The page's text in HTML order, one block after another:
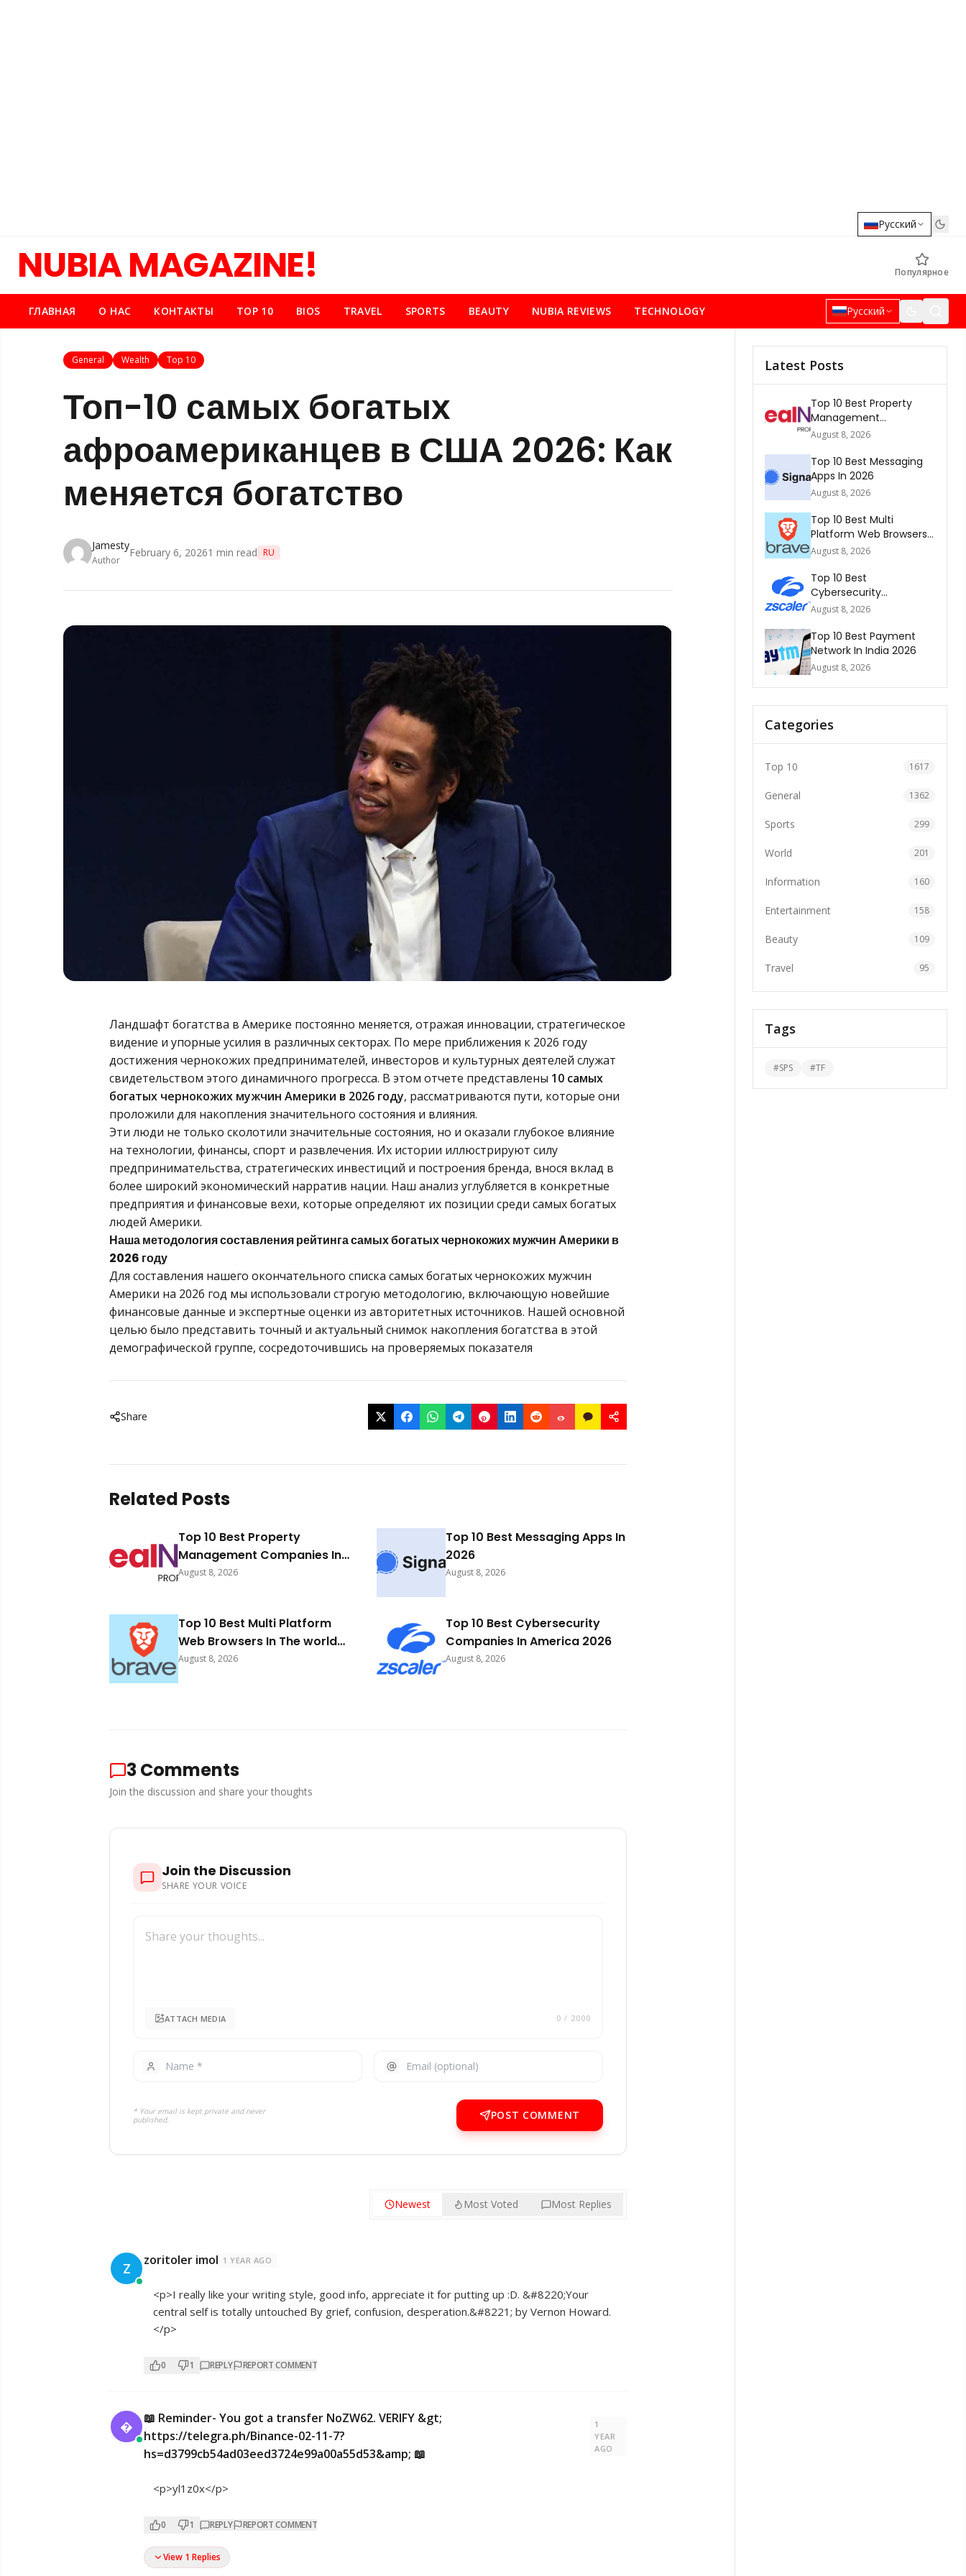
Русский
NUBIA MAGAZINE! Популярное
ГЛАВНАЯ О НАС КОНТАКТЫ TOP 10 BIOS TRAVEL SPORTS BEAUTY NUBIA REVIEWS TECHNOLOGY Русский
General Wealth Top 10
Топ-10 самых богатых
афроамериканцев в США 2026: Как
меняется богатство
Jamesty
Author
February 6, 20261 min read RU
Ландшафт богатства в Америке постоянно меняется, отражая инновации, стратегическое
видение и упорные усилия в различных секторах. По мере приближения к 2026 году
достижения чернокожих предпринимателей, инвесторов и культурных деятелей служат
свидетельством этого динамичного прогресса. В этом отчете представлены 10 самых
богатых чернокожих мужчин Америки в 2026 году, рассматриваются пути, которые они
проложили для накопления значительного состояния и влияния.
Эти люди не только сколотили значительные состояния, но и оказали глубокое влияние
на технологии, финансы, спорт и развлечения. Их истории иллюстрируют силу
предпринимательства, стратегических инвестиций и построения бренда, внося вклад в
более широкий экономический нарратив нации. Наш анализ углубляется в конкретные
предприятия и финансовые вехи, которые определяют их позиции среди самых богатых
людей Америки.
Наша методология составления рейтинга самых богатых чернокожих мужчин Америки в
2026 году
Для составления нашего окончательного списка самых богатых чернокожих мужчин
Америки на 2026 год мы использовали строгую методологию, включающую новейшие
финансовые данные и экспертные оценки из авторитетных источников. Нашей основной
целью было представить точный и актуальный снимок накопления богатства в этой
демографической группе, сосредоточившись на проверяемых показателя
Share
Related Posts
Top 10 Best Property
Management Companies In
South Africa 2026
August 8, 2026
Top 10 Best Messaging Apps In
2026
August 8, 2026
Top 10 Best Multi Platform
Web Browsers In The world
2026
August 8, 2026
Top 10 Best Cybersecurity
Companies In America 2026
August 8, 2026
3Comments
Join the discussion and share your thoughts
Join the Discussion
SHARE YOUR VOICE
ATTACH MEDIA 0 / 2000
* Your email is kept private and never
published.
POST COMMENT
Newest Most Voted Most Replies
Z zoritoler imol 1 YEAR AGO
<p>I really like your writing style, good info, appreciate it for putting up :D. &#8220;Your
central self is totally untouched By grief, confusion, desperation.&#8221; by Vernon Howard.
</p>
0 1 REPLY REPORT COMMENT

📖 Reminder- You got a transfer NoZW62. VERIFY &gt;
https://telegra.ph/Binance-02-11-7?
hs=d3799cb54ad03eed3724e99a00a55d53&amp; 📖
1
YEAR
AGO
<p>yl1z0x</p>
0 1 REPLY REPORT COMMENT
View 1 Replies
Latest Posts
Top 10 Best Property
Management
Companies In South
August 8, 2026
Top 10 Best Messaging
Apps In 2026
August 8, 2026
Top 10 Best Multi
Platform Web Browsers
In The world 2026
August 8, 2026
Top 10 Best
Cybersecurity
Companies In America
August 8, 2026
Top 10 Best Payment
Network In India 2026
August 8, 2026
Categories
Top 10 1617
General 1362
Sports 299
World 201
Information 160
Entertainment 158
Beauty 109
Travel 95
Tags
#SPS #TF